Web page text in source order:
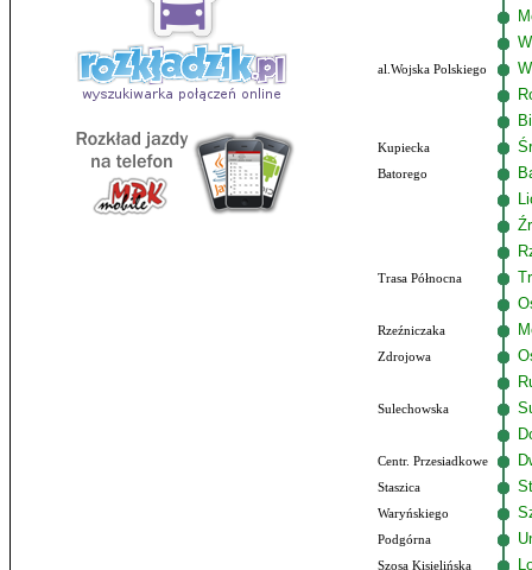
al.Wojska Polskiego
Kupiecka
Batorego
Trasa Północna
Rzeźniczaka
Zdrojowa
Sulechowska
Centr. Przesiadkowe
Staszica
Waryńskiego
Podgórna
Szosa Kisielińska